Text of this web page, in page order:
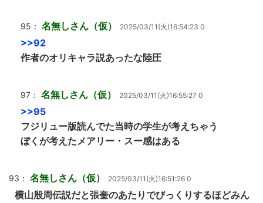
95： 名無しさん（仮） 2025/03/11(火)16:54:23 0
>>92
作者のオリキャラ説あったな陸圧
97： 名無しさん（仮） 2025/03/11(火)16:55:27 0
>>95
フジリュー版読んでた当時の学生が考えちゃう
ぼくが考えたメアリー・スー感はある
93： 名無しさん（仮） 2025/03/11(火)16:51:26 0
横山殷周伝説だと張奎のあたりでびっくりするほどみん